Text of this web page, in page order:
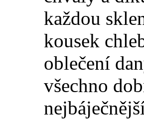
každou
kousek
oblečení
všechno